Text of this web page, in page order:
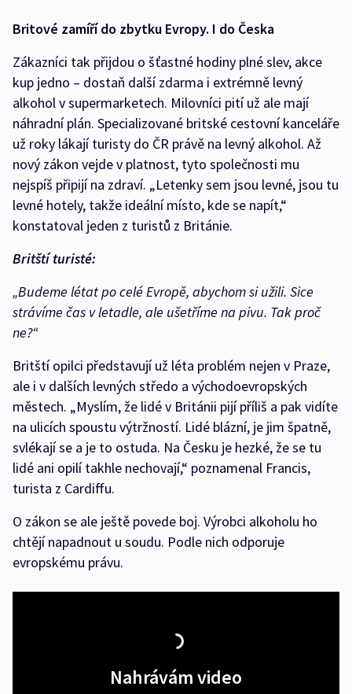
Britové zamíří do zbytku Evropy. I do Česka
Zákazníci tak přijdou o šťastné hodiny plné slev, akce
kup jedno – dostaň další zdarma i extrémně levný
alkohol v supermarketech. Milovníci pití už ale mají
náhradní plán. Specializované britské cestovní kanceláře
už roky lákají turisty do ČR právě na levný alkohol. Až
nový zákon vejde v platnost, tyto společnosti mu
nejspíš připijí na zdraví. „Letenky sem jsou levné, jsou tu
levné hotely, takže ideální místo, kde se napít,“
konstatoval jeden z turistů z Británie.
Britští turisté:
„Budeme létat po celé Evropě, abychom si užili. Sice
strávíme čas v letadle, ale ušetříme na pivu. Tak proč
ne?“
Britští opilci představují už léta problém nejen v Praze,
ale i v dalších levných středo a východoevropských
městech. „Myslím, že lidé v Británii pijí příliš a pak vidíte
na ulicích spoustu výtržností. Lidé blázní, je jim špatně,
svlékají se a je to ostuda. Na Česku je hezké, že se tu
lidé ani opilí takhle nechovají,“ poznamenal Francis,
turista z Cardiffu.
O zákon se ale ještě povede boj. Výrobci alkoholu ho
chtějí napadnout u soudu. Podle nich odporuje
evropskému právu.
Nahrávám video